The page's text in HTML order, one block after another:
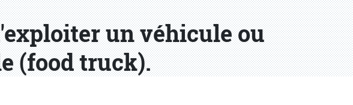
un véhicule ou
(food truck).